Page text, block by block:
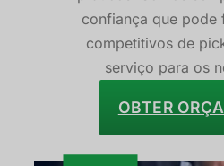
confiança que pode
competitivos de
serviço para os
OBTER